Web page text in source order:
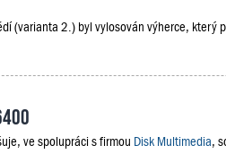
(varianta 2.) byl vylosován výherce, který
ve spolupráci s firmou Disk Multimedia,